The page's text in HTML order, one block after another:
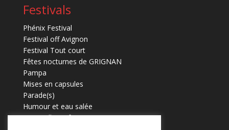
Festivals
Phénix Festival
Festival off Avignon
Festival Tout court
Fêtes nocturnes de GRIGNAN
Pampa
Mises en capsules
Parade(s)
Humour et eau salée
Marmaille en fugues